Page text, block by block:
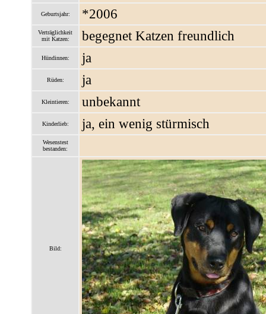
Geburtsjahr: *2006
Verträglichkeit
mit Katzen:
begegnet Katzen freundlich
Hündinnen: ja
Rüden: ja
Kleintieren: unbekannt
Kinderlieb: ja, ein wenig stürmisch
Wesenstest
bestanden:
Bild: